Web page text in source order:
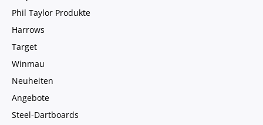
Phil Taylor Produkte
Harrows
Target
Winmau
Neuheiten
Angebote
Steel-Dartboards